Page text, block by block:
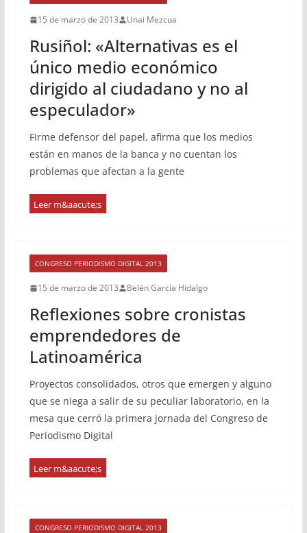
15 de marzo de 2013 Unai Mezcua
Rusiñol: «Alternativas es el
único medio económico
dirigido al ciudadano y no al
especulador»
Firme defensor del papel, afirma que los medios
están en manos de la banca y no cuentan los
problemas que afectan a la gente
CONGRESO PERIODISMO DIGITAL 2013
15 de marzo de 2013 Belén García Hidalgo
Reflexiones sobre cronistas
emprendedores de
Latinoamérica
Proyectos consolidados, otros que emergen y alguno
que se niega a salir de su peculiar laboratorio, en la
mesa que cerró la primera jornada del Congreso de
Periodismo Digital
CONGRESO PERIODISMO DIGITAL 2013